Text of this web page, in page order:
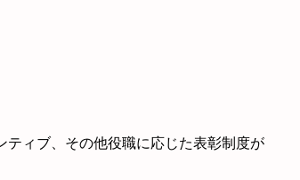
ィブ、その他役職に応じた表彰制度が